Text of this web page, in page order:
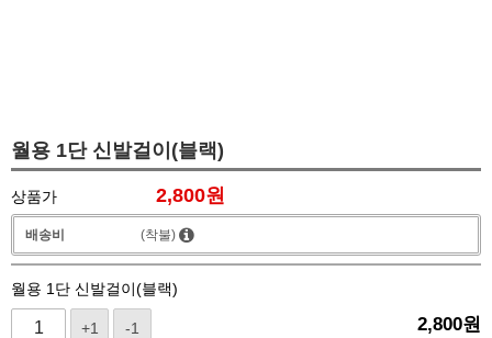
월용 1단 신발걸이(블랙)
상품가 2,800원
배송비 (착불)
월용 1단 신발걸이(블랙)
+1 -1 2,800원